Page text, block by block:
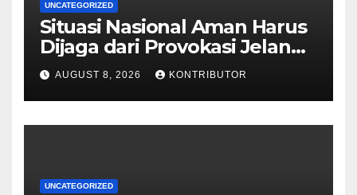
UNCATEGORIZED
Situasi Nasional Aman Harus
Dijaga dari Provokasi Jelang
HUT ke-81 RI
AUGUST 8, 2026 KONTRIBUTOR
UNCATEGORIZED